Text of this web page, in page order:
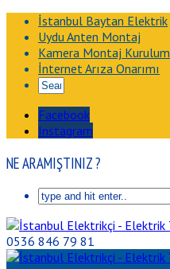
İstanbul Baytan Elektrik
Uydu Anten Montaj
Kamera Montaj Kurulum
İnternet Arıza Onarımı
Facebook
Instagram
NE ARAMIŞTINIZ ?
0536 846 79 81